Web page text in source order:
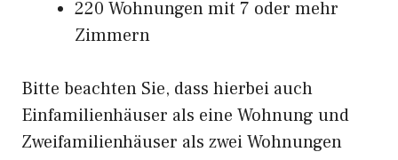
220 Wohnungen mit 7 oder mehr
Zimmern
Bitte beachten Sie, dass hierbei auch
Einfamilienhäuser als eine Wohnung und
Zweifamilienhäuser als zwei Wohnungen